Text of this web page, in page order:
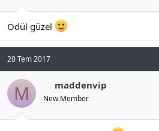
Ödül güzel
20 Tem 2017
M maddenvip
New Member